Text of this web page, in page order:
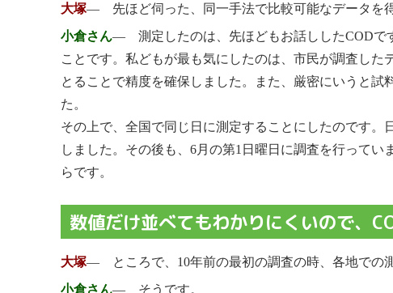
大塚― 先ほど伺った、同一手法で比較可能なデータを
小倉さん― 測定したのは、先ほどもお話ししたCODで
ことです。私どもが最も気にしたのは、市民が調査し
とることで精度を確保しました。また、厳密にいうと
た。
その上で、全国で同じ日に測定することにしたのです
しました。その後も、6月の第1日曜日に調査を行って
らです。
数値だけ並べてもわかりにくいので、
大塚― ところで、10年前の最初の調査の時、各地での
小倉さん― そうです。